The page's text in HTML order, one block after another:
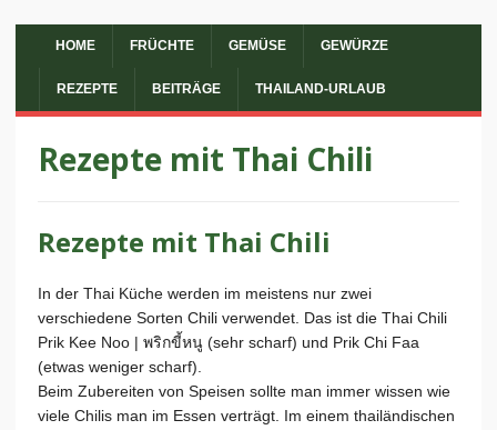
HOME FRÜCHTE GEMÜSE GEWÜRZE
REZEPTE BEITRÄGE THAILAND-URLAUB
Rezepte mit Thai Chili
Rezepte mit Thai Chili
In der Thai Küche werden im meistens nur zwei
verschiedene Sorten Chili verwendet. Das ist die Thai Chili
Prik Kee Noo | พริกขี้หนู (sehr scharf) und Prik Chi Faa
(etwas weniger scharf).
Beim Zubereiten von Speisen sollte man immer wissen wie
viele Chilis man im Essen verträgt. Im einem thailändischen